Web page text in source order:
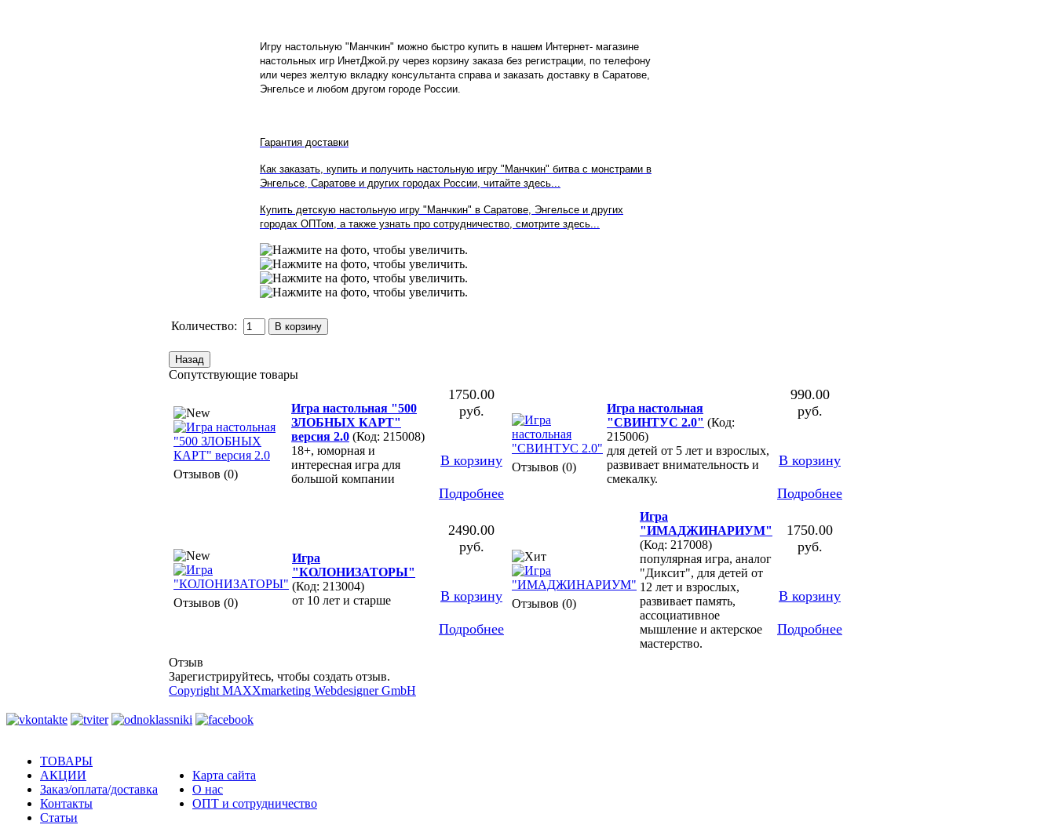
Игру настольную "Манчкин" можно быстро купить в нашем Интернет- магазине
настольных игр ИнетДжой.ру через корзину заказа без регистрации, по телефону
или через желтую вкладку консультанта справа и заказать доставку в Саратове,
Энгельсе и любом другом городе России.
Гарантия доставки
Как заказать, купить и получить настольную игру "Манчкин" битва с монстрами в
Энгельсе Саратове и других городах России, читайте здесь...
Купить детскую настольную игру "Манчкин" в Саратове, Энгельсе и других
городах ОПТом, а также узнать про сотрудничество, смотрите здесь...
Количество:
Сопутствующие товары
Отзывов (0)
Игра настольная "500
ЗЛОБНЫХ КАРТ"
версия 2.0 (Код: 215008)
18+, юморная и
интересная игра для
большой компании
1750.00
руб.
В корзину
Подробнее
Отзывов (0)
Игра настольная
"СВИНТУС 2.0" (Код:
215006)
для детей от 5 лет и взрослых,
развивает внимательность и
смекалку.
990.00
руб.
В корзину
Подробнее
Отзывов (0)
Игра
"КОЛОНИЗАТОРЫ"
(Код: 213004)
от 10 лет и старше
2490.00
руб.
В корзину
Подробнее
Отзывов (0)
Игра
"ИМАДЖИНАРИУМ"
(Код: 217008)
популярная игра, аналог
"Диксит", для детей от
12 лет и взрослых,
развивает память,
ассоциативное
мышление и актерское
мастерство.
1750.00
руб.
В корзину
Подробнее
Отзыв
Зарегистрируйтесь, чтобы создать отзыв.
Copyright MAXXmarketing Webdesigner GmbH
ТОВАРЫ
АКЦИИ
Заказ/оплата/доставка
Контакты
Статьи
Карта сайта
О нас
ОПТ и сотрудничество